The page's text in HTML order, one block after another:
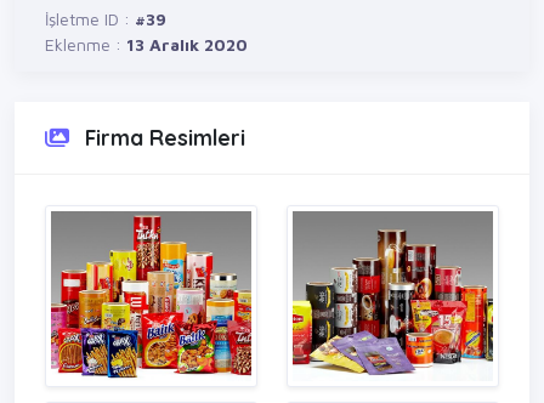
İşletme ID : #39
Eklenme : 13 Aralık 2020
Firma Resimleri